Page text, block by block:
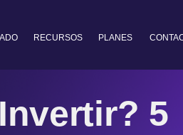
RECURSOS PLANES
5